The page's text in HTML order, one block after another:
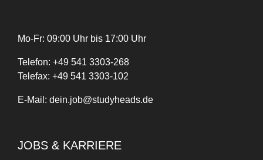
Mo-Fr: 09:00 Uhr bis 17:00 Uhr
Telefon: +49 541 3303-268
Telefax: +49 541 3303-102
E-Mail: dein.job@studyheads.de
JOBS & KARRIERE